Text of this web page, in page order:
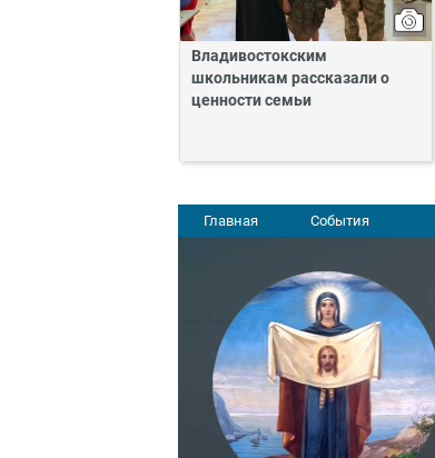
Владивостокским
школьникам рассказали о
ценности семьи
Главная События